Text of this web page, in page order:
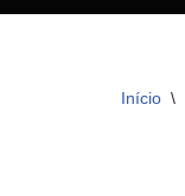
Início \